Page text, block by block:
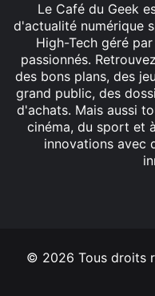
Le Café du Geek
d'actualité numérique
High-Tech géré
passionnés.
des bons plans, des
grand public, des
d'achats. Mais aussi
cinéma, du sport et
innovations avec
© 2026 Tous droits